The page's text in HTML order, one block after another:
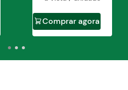
Comprar agora